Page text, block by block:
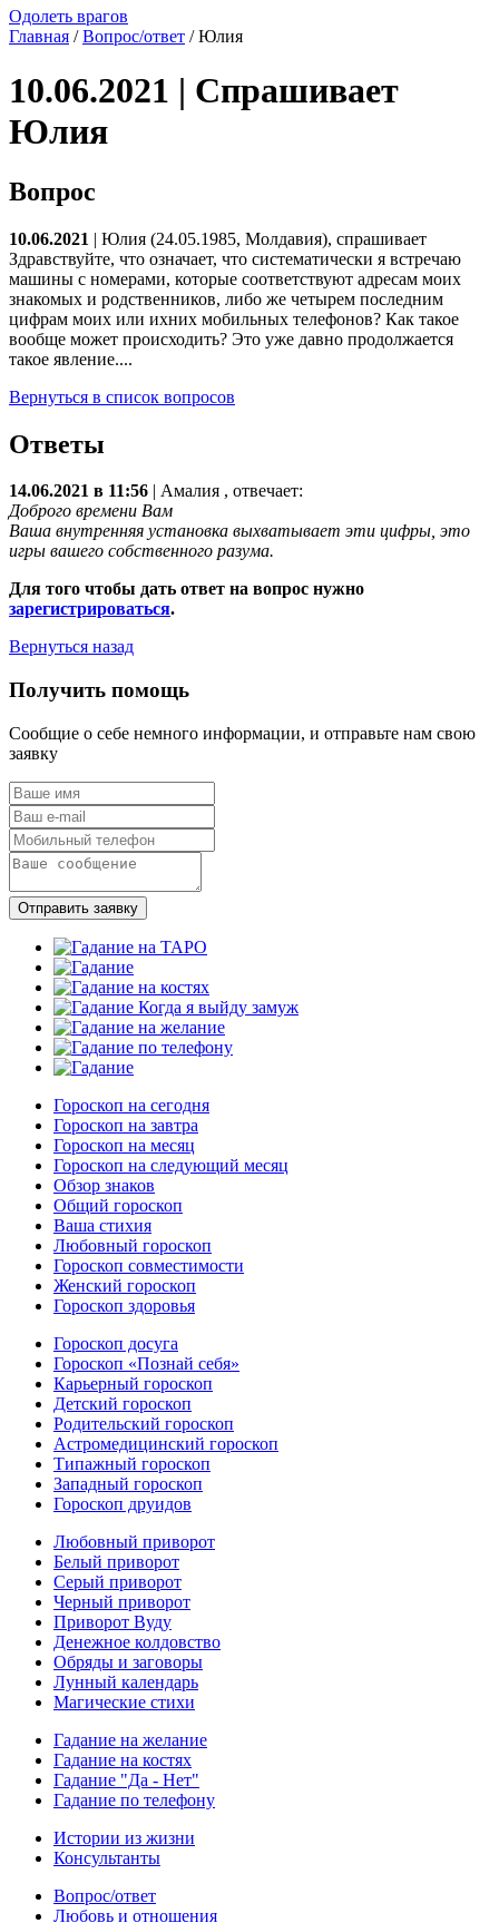
Одолеть врагов
Главная /Вопрос/ответ / Юлия
10.06.2021 | Спрашивает
Юлия
Вопрос
10.06.2021 | Юлия (24.05.1985, Молдавия), спрашивает
Здравствуйте, что означает, что систематически я встречаю
машины с номерами, которые соответствуют адресам моих
знакомых и родственников, либо же четырем последним
цифрам моих или ихних мобильных телефонов? Как такое
вообще может происходить? Это уже давно продолжается
такое явление....
Вернуться в список вопросов
Ответы
14.06.2021 в 11:56 Амалия , отвечает:
Доброго времени Вам
Ваша внутренняя установка выхватывает эти цифры, это
игры вашего собственного разума.
Для того чтобы дать ответ на вопрос нужно
зарегистрироваться.
Вернуться назад
Получить помощь
Сообщие о себе немного информации, и отправьте нам свою
заявку
Отправить заявку
Гороскоп на сегодня
Гороскоп на завтра
Гороскоп на месяц
Гороскоп на следующий месяц
Обзор знаков
Общий гороскоп
Ваша стихия
Любовный гороскоп
Гороскоп совместимости
Женский гороскоп
Гороскоп здоровья
Гороскоп досуга
Гороскоп «Познай себя»
Карьерный гороскоп
Детский гороскоп
Родительский гороскоп
Астромедицинский гороскоп
Типажный гороскоп
Западный гороскоп
Гороскоп друидов
Любовный приворот
Белый приворот
Серый приворот
Черный приворот
Приворот Вуду
Денежное колдовство
Обряды и заговоры
Лунный календарь
Магические стихи
Гадание на желание
Гадание на костях
Гадание "Да - Нет"
Гадание по телефону
Истории из жизни
Консультанты
Вопрос/ответ
Любовь и отношения